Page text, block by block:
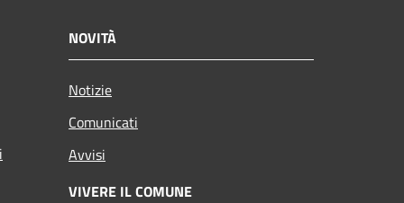
NOVITÀ
Notizie
Comunicati
Avvisi
VIVERE IL COMUNE